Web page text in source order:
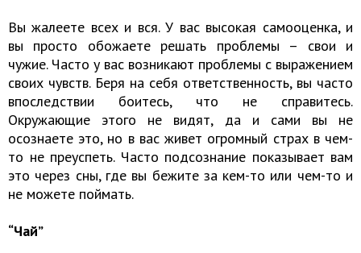
Вы жалеете всех и вся. У вас высокая самооценка, и
вы просто обожаете решать проблемы – свои и
чужие. Часто у вас возникают проблемы с выражением
своих чувств. Беря на себя ответственность, вы часто
впоследствии боитесь, что не справитесь.
Окружающие этого не видят, да и сами вы не
осознаете это, но в вас живет огромный страх в чем-
то не преуспеть. Часто подсознание показывает вам
это через сны, где вы бежите за кем-то или чем-то и
не можете поймать.
“Чай”